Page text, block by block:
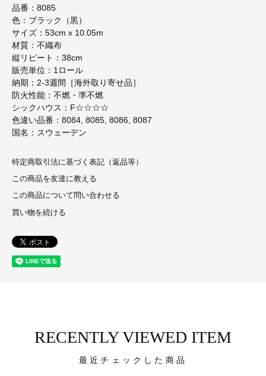
品番：8085
色：ブラック（黒）
サイズ：53cm x 10.05m
材質：不織布
縦リピート：38cm
販売単位：1ロール
納期：2-3週間［海外取り寄せ品］
防火性能：不燃・準不燃
シックハウス：F☆☆☆☆
色違い品番：8084, 8085, 8086, 8087
国名：スウェーデン
特定商取引法に基づく表記（返品等）
この商品を友達に教える
この商品について問い合わせる
買い物を続ける
RECENTLY VIEWED ITEM
最近チェックした商品